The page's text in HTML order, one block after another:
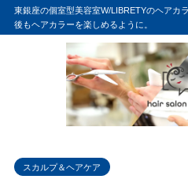
東銀座の個室型美容室W/LIBRETYのヘアカ
後もヘアカラーを楽しめるように。
スカルプ＆ヘアケア